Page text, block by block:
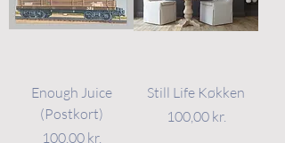
Enough Juice
(Postkort)
Pris
100,00 kr.
Still Life Køkken
Pris
100,00 kr.